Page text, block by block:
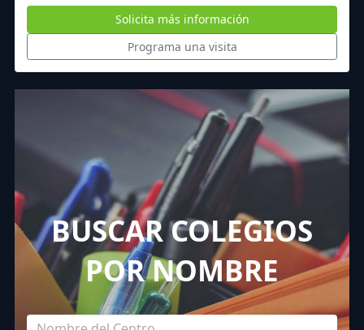
Solicita más información
Programa una visita
BUSCAR COLEGIOS
POR NOMBRE